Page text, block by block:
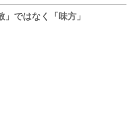
ではなく「味方」